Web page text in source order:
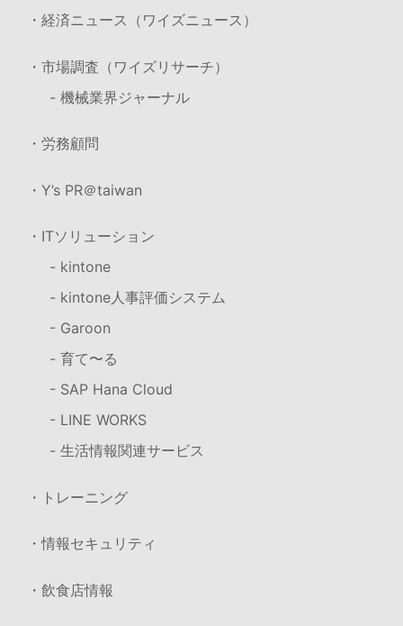
・経済ニュース（ワイズニュース）
・市場調査（ワイズリサーチ）
- 機械業界ジャーナル
・労務顧問
・Y’s PR＠taiwan
・ITソリューション
- kintone
- kintone人事評価システム
- Garoon
- 育て〜る
- SAP Hana Cloud
- LINE WORKS
- 生活情報関連サービス
・トレーニング
・情報セキュリティ
・飲食店情報